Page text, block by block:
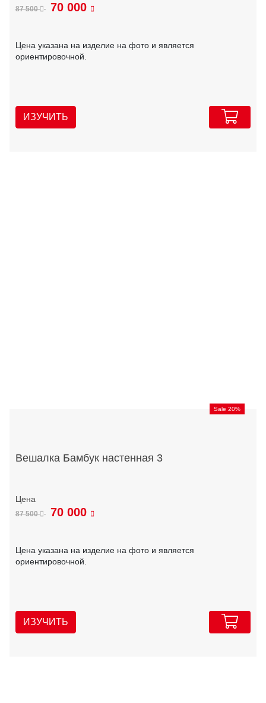
87 500 70 000
Цена указана на изделие на фото и является
ориентировочной.
ИЗУЧИТЬ
Sale 20%
Вешалка Бамбук настенная 3
87 500 70 000
Цена указана на изделие на фото и является
ориентировочной.
ИЗУЧИТЬ